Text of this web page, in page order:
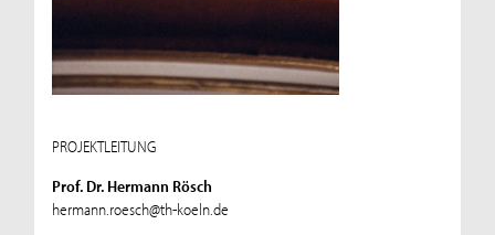
PROJEKTLEITUNG
Prof. Dr. Hermann Rösch
hermann.roesch@th-koeln.de